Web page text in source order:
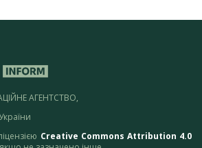
АГЕНТСТВО,
Creative Commons Attribution 4.0